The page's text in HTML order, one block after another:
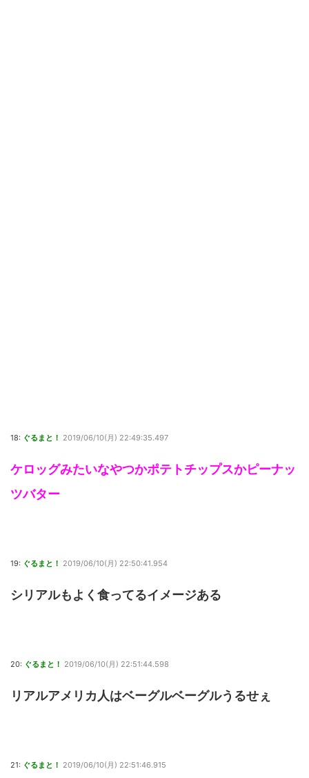
18: ぐるまと！ 2019/06/10(月) 22:49:35.497
ケロッグみたいなやつかポテトチップスかピーナッ
ツバター
19: ぐるまと！ 2019/06/10(月) 22:50:41.954
シリアルもよく食ってるイメージある
20: ぐるまと！ 2019/06/10(月) 22:51:44.598
リアルアメリカ人はベーグルベーグルうるせぇ
21: ぐるまと！ 2019/06/10(月) 22:51:46.915